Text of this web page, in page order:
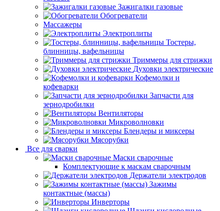
Зажигалки газовые
Обогреватели
Массажеры
Электроплиты
Тостеры,
блинницы, вафельницы
Триммеры для стрижки
Духовки электрические
Кофемолки и
кофеварки
Запчасти для
зернодробилки
Вентиляторы
Микроволновки
Блендеры и миксеры
Мясорубки
Все для сварки
Маски сварочные
Комплектующие к маскам сварочным
Держатели электродов
Зажимы
контактные (массы)
Инверторы